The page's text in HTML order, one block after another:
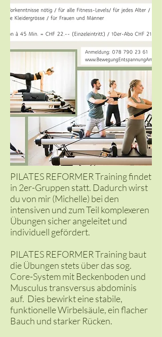
PILATES REFORMER Training findet
in 2er-Gruppen statt. Dadurch wirst
du von mir (Michelle) bei den
intensiven und zum Teil komplexeren
Übungen sicher angeleitet und
individuell gefördert.
PILATES REFORMER Training baut
die Übungen stets über das sog.
Core-System mit Beckenboden und
Musculus transversus abdominis
auf. Dies bewirkt eine stabile,
funktionelle Wirbelsäule, ein flacher
Bauch und starker Rücken.